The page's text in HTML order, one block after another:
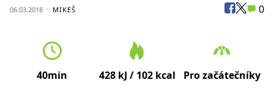
06.03.2018 MIKEŠ 0
40min 428 kJ / 102 kcal Pro začátečníky